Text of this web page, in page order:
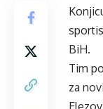
BiH.
Tim
za